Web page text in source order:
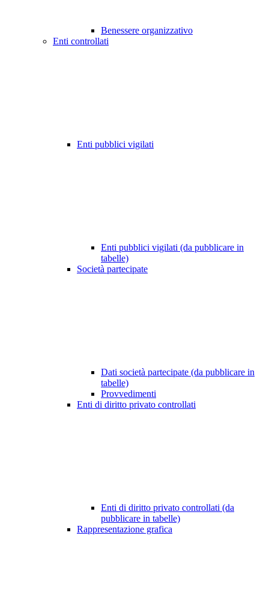
Benessere organizzativo
Enti controllati
Enti pubblici vigilati
Enti pubblici vigilati (da pubblicare in
tabelle)
Società partecipate
Dati società partecipate (da pubblicare in
tabelle)
Provvedimenti
Enti di diritto privato controllati
Enti di diritto privato controllati (da
pubblicare in tabelle)
Rappresentazione grafica